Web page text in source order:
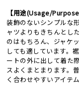
【用途(Usage/
装飾のないシンプルな
ャツよりもきちんとし
のはもちろん、ジャケ
しても適しています。
ートの外に出して着た
スよくまとまります。
く合わせやすいアイテム